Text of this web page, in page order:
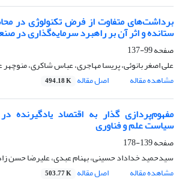
برداشت‌های متفاوت از فرض تکنولوژی در
ستانده و اثر آن بر راهبرد سرمایه‌گذاری در
صفحه99-137
علی اصغر بانوئی، پریسا مهاجری، عباس شاکری،
مشاهده مقاله
اصل مقاله 494.18 K
مفهوم‌پردازی گذار به اقتصاد یادگیرنده
سیاست علم و فناوری
صفحه139-178
سیدحمید خداداد حسینی، بهنام عبدی، علیرضا حسن
مشاهده مقاله
اصل مقاله 503.77 K